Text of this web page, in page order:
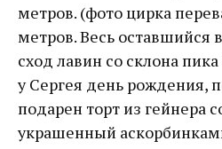
метров. (фото цирка
метров. Весь оставшийся
сход лавин со склона
у Сергея день рождения,
подарен торт из гейнера
украшенный